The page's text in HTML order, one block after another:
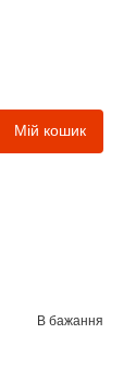
Мій кошик
В бажання